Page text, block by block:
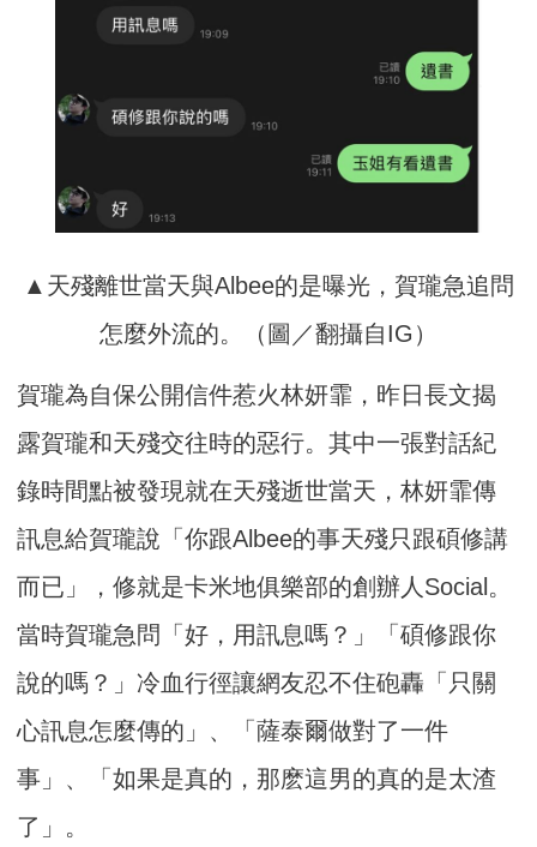
▲天殘離世當天與Albee的是曝光，賀瓏急追問
怎麼外流的。（圖／翻攝自IG）
賀瓏為自保公開信件惹火林妍霏，昨日長文揭
露賀瓏和天殘交往時的惡行。其中一張對話紀
錄時間點被發現就在天殘逝世當天，林妍霏傳
訊息給賀瓏說「你跟Albee的事天殘只跟碩修講
而已」，修就是卡米地俱樂部的創辦人Social。
當時賀瓏急問「好，用訊息嗎？」「碩修跟你
說的嗎？」冷血行徑讓網友忍不住砲轟「只關
心訊息怎麼傳的」、「薩泰爾做對了一件
事」、「如果是真的，那麽這男的真的是太渣
了」。